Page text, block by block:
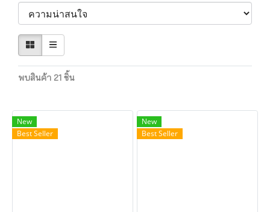
พบสินค้า 21 ชิ้น
New
Best Seller
New
Best Seller